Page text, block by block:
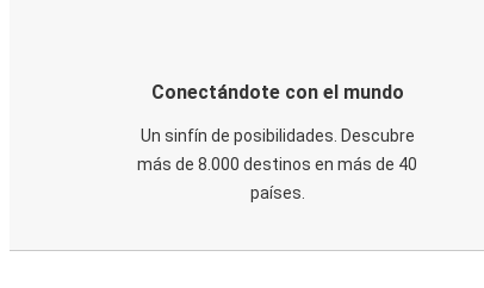
Conectándote con el mundo
Un sinfín de posibilidades. Descubre
más de 8.000 destinos en más de 40
países.